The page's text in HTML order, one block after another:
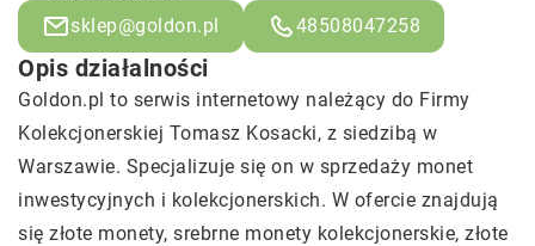
sklep@goldon.pl
48508047258
Opis działalności
Goldon.pl to serwis internetowy należący do Firmy
Kolekcjonerskiej Tomasz Kosacki, z siedzibą w
Warszawie. Specjalizuje się on w sprzedaży monet
inwestycyjnych i kolekcjonerskich. W ofercie znajdują
się złote monety, srebrne monety kolekcjonerskie, złote